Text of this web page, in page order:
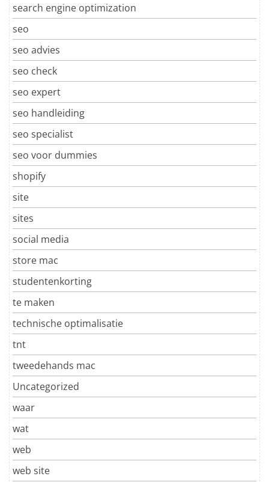
search engine optimization
seo
seo advies
seo check
seo expert
seo handleiding
seo specialist
seo voor dummies
shopify
site
sites
social media
store mac
studentenkorting
te maken
technische optimalisatie
tnt
tweedehands mac
Uncategorized
waar
wat
web
web site